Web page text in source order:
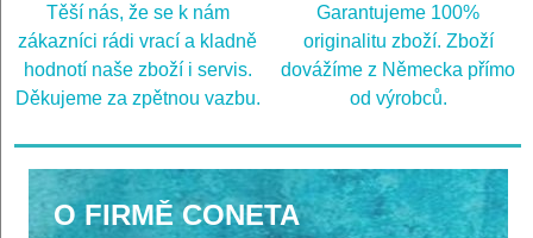
Těší nás, že se k nám
zákazníci rádi vrací a kladně
hodnotí naše zboží i servis.
Děkujeme za zpětnou vazbu.
Garantujeme 100%
originalitu zboží. Zboží
dovážíme z Německa přímo
od výrobců.
O FIRMĚ CONETA